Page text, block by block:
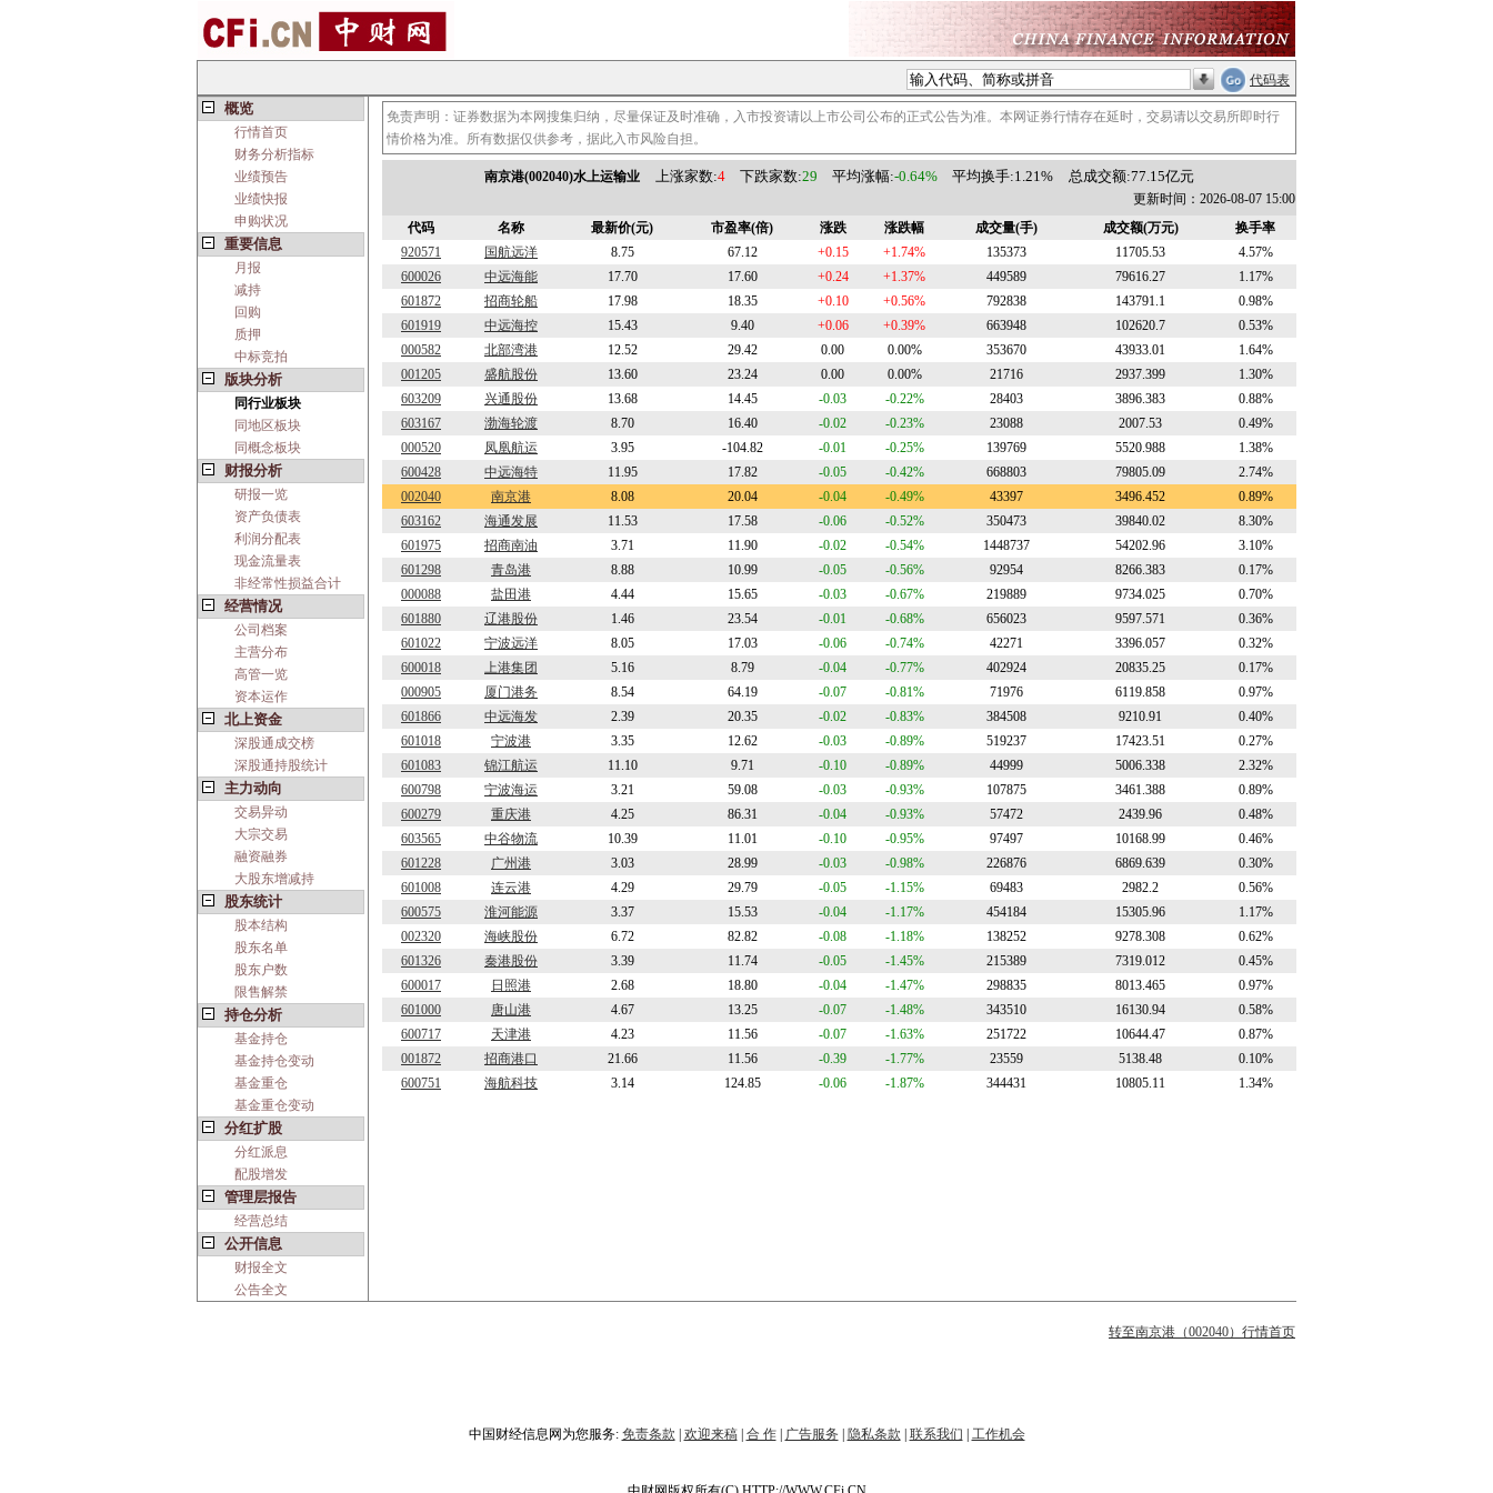
代码表
概览
行情首页
财务分析指标
业绩预告
业绩快报
申购状况
重要信息
月报
减持
回购
质押
中标竞拍
版块分析
同行业板块
同地区板块
同概念板块
财报分析
研报一览
资产负债表
利润分配表
现金流量表
非经常性损益合计
经营情况
公司档案
主营分布
高管一览
资本运作
北上资金
深股通成交榜
深股通持股统计
主力动向
交易异动
大宗交易
融资融券
大股东增减持
股东统计
股本结构
股东名单
股东户数
限售解禁
持仓分析
基金持仓
基金持仓变动
基金重仓
基金重仓变动
分红扩股
分红派息
配股增发
管理层报告
经营总结
公开信息
财报全文
公告全文
免责声明：证券数据为本网搜集归纳，尽量保证及时准确，入市投资请以上市公司公布的正式公告为准。本网证券行情存在延时，交易请以交易所即时行
情价格为准。所有数据仅供参考，据此入市风险自担。
南京港(002040)水上运输业 上涨家数:4 下跌家数:29 平均涨幅:-0.64% 平均换手:1.21% 总成交额:77.15亿元
更新时间：2026-08-07 15:00
代码
名称 最新价(元) 市盈率(倍) 涨跌 涨跌幅 成交量(手) 成交额(万元)
换手率
920571
国航远洋 8.75 67.12 +0.15 +1.74% 135373 11705.53
4.57%
600026
中远海能 17.70 17.60 +0.24 +1.37% 449589 79616.27
1.17%
601872
招商轮船 17.98 18.35 +0.10 +0.56% 792838 143791.1
0.98%
601919
中远海控 15.43 9.40 +0.06 +0.39% 663948 102620.7
0.53%
000582
北部湾港 12.52 29.42 0.00 0.00% 353670 43933.01
1.64%
001205
盛航股份 13.60 23.24 0.00 0.00% 21716 2937.399
1.30%
603209
兴通股份 13.68 14.45 -0.03 -0.22% 28403 3896.383
0.88%
603167
渤海轮渡 8.70 16.40 -0.02 -0.23% 23088 2007.53
0.49%
000520
凤凰航运 3.95 -104.82 -0.01 -0.25% 139769 5520.988
1.38%
600428
中远海特 11.95 17.82 -0.05 -0.42% 668803 79805.09
2.74%
002040
南京港 8.08 20.04 -0.04 -0.49% 43397 3496.452
0.89%
603162
海通发展 11.53 17.58 -0.06 -0.52% 350473 39840.02
8.30%
601975
招商南油 3.71 11.90 -0.02 -0.54% 1448737 54202.96
3.10%
601298
青岛港 8.88 10.99 -0.05 -0.56% 92954 8266.383
0.17%
000088
盐田港 4.44 15.65 -0.03 -0.67% 219889 9734.025
0.70%
601880
辽港股份 1.46 23.54 -0.01 -0.68% 656023 9597.571
0.36%
601022
宁波远洋 8.05 17.03 -0.06 -0.74% 42271 3396.057
0.32%
600018
上港集团 5.16 8.79 -0.04 -0.77% 402924 20835.25
0.17%
000905
厦门港务 8.54 64.19 -0.07 -0.81% 71976 6119.858
0.97%
601866
中远海发 2.39 20.35 -0.02 -0.83% 384508 9210.91
0.40%
601018
宁波港 3.35 12.62 -0.03 -0.89% 519237 17423.51
0.27%
601083
锦江航运 11.10 9.71 -0.10 -0.89% 44999 5006.338
2.32%
600798
宁波海运 3.21 59.08 -0.03 -0.93% 107875 3461.388
0.89%
600279
重庆港 4.25 86.31 -0.04 -0.93% 57472 2439.96
0.48%
603565
中谷物流 10.39 11.01 -0.10 -0.95% 97497 10168.99
0.46%
601228
广州港 3.03 28.99 -0.03 -0.98% 226876 6869.639
0.30%
601008
连云港 4.29 29.79 -0.05 -1.15% 69483 2982.2
0.56%
600575
淮河能源 3.37 15.53 -0.04 -1.17% 454184 15305.96
1.17%
002320
海峡股份 6.72 82.82 -0.08 -1.18% 138252 9278.308
0.62%
601326
秦港股份 3.39 11.74 -0.05 -1.45% 215389 7319.012
0.45%
600017
日照港 2.68 18.80 -0.04 -1.47% 298835 8013.465
0.97%
601000
唐山港 4.67 13.25 -0.07 -1.48% 343510 16130.94
0.58%
600717
天津港 4.23 11.56 -0.07 -1.63% 251722 10644.47
0.87%
001872
招商港口 21.66 11.56 -0.39 -1.77% 23559 5138.48
0.10%
600751
海航科技 3.14 124.85 -0.06 -1.87% 344431 10805.11 1.34%
转至南京港（002040）行情首页
中国财经信息网为您服务: 免责条款 欢迎来稿| 合 作| 广告服务 隐私条款 联系我们 工作机会